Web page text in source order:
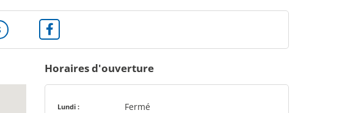
Horaires d'ouverture
Lundi : Fermé